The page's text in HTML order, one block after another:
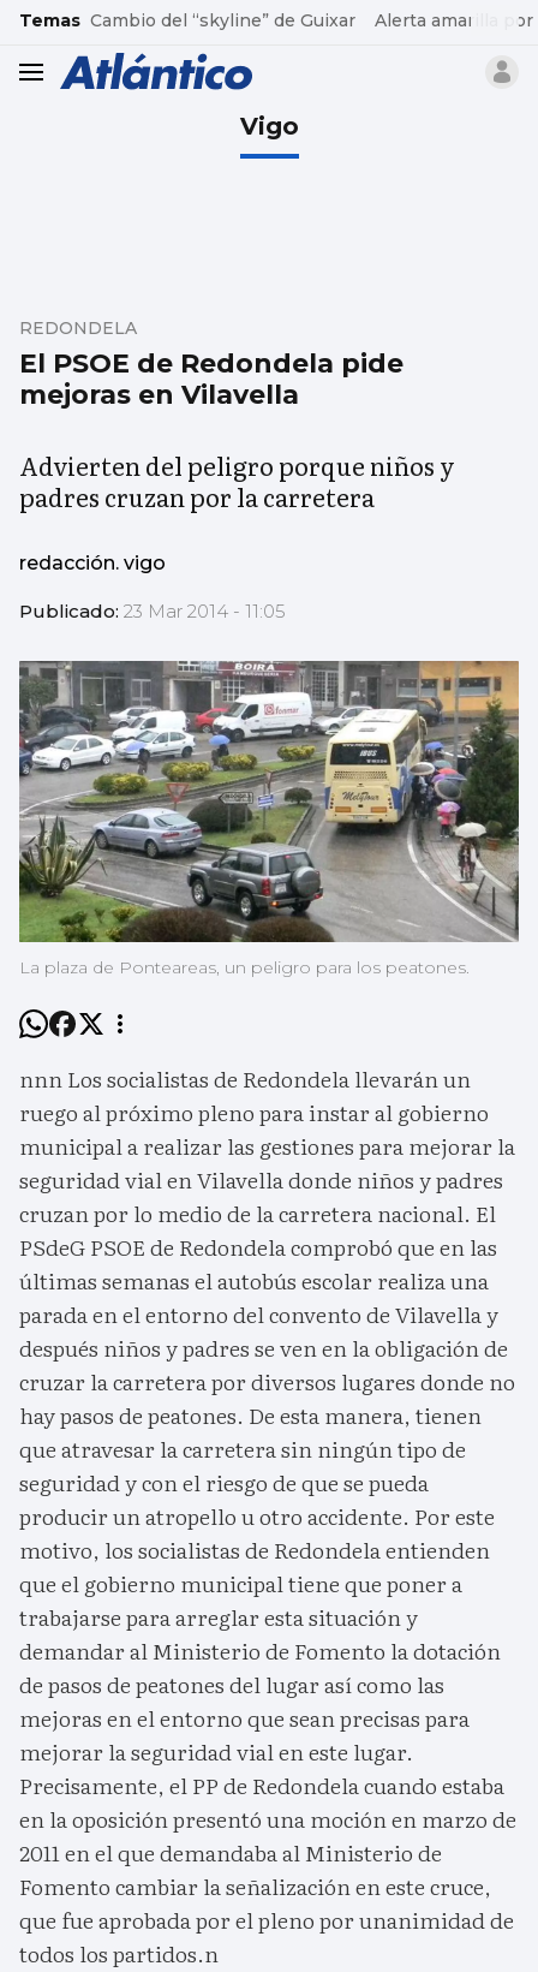
common.go-to-content
Temas Cambio del “skyline” de Guixar Alerta amarilla por
header.menu.open
Vigo
El PSOE de Redondela pide
mejoras en Vilavella
REDONDELA
Advierten del peligro porque niños y
padres cruzan por la carretera
redacción. vigo
Publicado: 23 Mar 2014 - 11:05
La plaza de Ponteareas, un peligro para los peatones.
nnn Los socialistas de Redondela llevarán un
ruego al próximo pleno para instar al gobierno
municipal a realizar las gestiones para mejorar la
seguridad vial en Vilavella donde niños y padres
cruzan por lo medio de la carretera nacional. El
PSdeG PSOE de Redondela comprobó que en las
últimas semanas el autobús escolar realiza una
parada en el entorno del convento de Vilavella y
después niños y padres se ven en la obligación de
cruzar la carretera por diversos lugares donde no
hay pasos de peatones. De esta manera, tienen
que atravesar la carretera sin ningún tipo de
seguridad y con el riesgo de que se pueda
producir un atropello u otro accidente. Por este
motivo, los socialistas de Redondela entienden
que el gobierno municipal tiene que poner a
trabajarse para arreglar esta situación y
demandar al Ministerio de Fomento la dotación
de pasos de peatones del lugar así como las
mejoras en el entorno que sean precisas para
mejorar la seguridad vial en este lugar.
Precisamente, el PP de Redondela cuando estaba
en la oposición presentó una moción en marzo de
2011 en el que demandaba al Ministerio de
Fomento cambiar la señalización en este cruce,
que fue aprobada por el pleno por unanimidad de
todos los partidos.n